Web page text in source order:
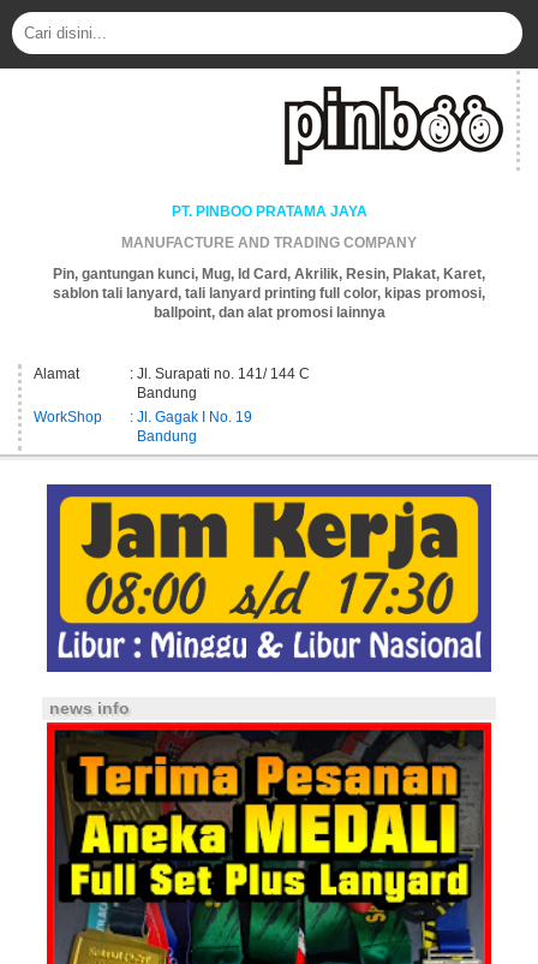
PT. PINBOO PRATAMA JAYA
MANUFACTURE AND TRADING COMPANY
Pin, gantungan kunci, Mug, Id Card, Akrilik, Resin, Plakat, Karet,
sablon tali lanyard, tali lanyard printing full color, kipas promosi,
ballpoint, dan alat promosi lainnya
Alamat
: Jl. Surapati no. 141/ 144 C
Bandung
WorkShop
: Jl. Gagak I No. 19
Bandung
news info